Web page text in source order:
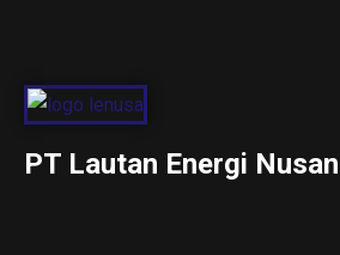
PT Lautan Energi